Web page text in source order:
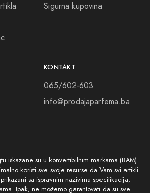
Sigurna kupovina
KONTAKT
065/602-603
info@prodajaparfema.ba
iskazane su u konvertibilnim markama (BAM).
koristi sve svoje resurse da Vam svi artikli
sa ispravnim nazivima specifikacija,
Ipak, ne možemo garantovati da su sve